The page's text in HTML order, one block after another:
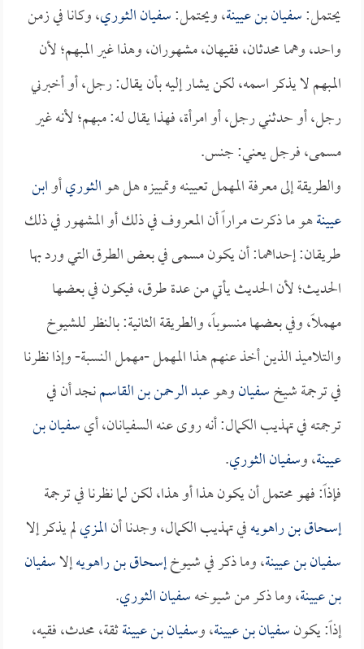
يحتمل:سفيان بن عيينة، ويحتمل:سفيان الثوري، وكانا في زمن
واحد، وهما محدثان، فقيهان، مشهوران، وهذا غير المبهم؛ لأن
المبهم لا يذكر اسمه، لكن يشار إليه بأن يقال: رجل، أو أخبرني
رجل، أو حدثني رجل، أو امرأة، فهذا يقال له: مبهم؛ لأنه غير
مسمى، فرجل يعني: جنس.
والطريقة إلى معرفة المهمل تعيينه وتمييزه هل هوالثوريأوابن
عيينةهو ما ذكرت مراراً أن المعروف في ذلك أو المشهور في ذلك
طريقان: إحداهما: أن يكون مسمى في بعض الطرق التي ورد بها
الحديث؛ لأن الحديث يأتي من عدة طرق، فيكون في بعضها
مهملاً، وفي بعضها منسوباً، والطريقة الثانية: بالنظر للشيوخ
والتلاميذ الذين أخذ عنهم هذا المهمل -مهمل النسبة- وإذا نظرنا
في ترجمة شيخسفيانوهوعبد الرحمن بن القاسمنجد أن في
ترجمته في تهذيب الكمال: أنه روى عنه السفيانان، أيسفيان بن
عيينة، وسفيان الثوري.
فإذاً: فهو محتمل أن يكون هذا أو هذا، لكن لما نظرنا في ترجمة
إسحاق بن راهويهفي تهذيب الكمال، وجدنا أنالمزيلم يذكر إلا
سفيان بن عيينة، وما ذكر في شيوخإسحاق بن راهويهإلاسفيان
بن عيينة، وما ذكر من شيوخهسفيان الثوري.
إذاً: يكونسفيان بن عيينة، وسفيان بن عيينةثقة، محدث، فقيه،